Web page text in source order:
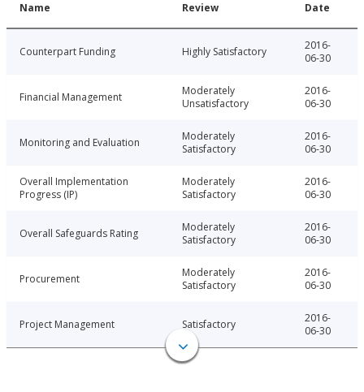
Name Review Date
Counterpart Funding Highly Satisfactory
2016-
06-30
Financial Management
Moderately
Unsatisfactory
2016-
06-30
Monitoring and Evaluation
Moderately
Satisfactory
2016-
06-30
Overall Implementation
Progress (IP)
Moderately
Satisfactory
2016-
06-30
Overall Safeguards Rating
Moderately
Satisfactory
2016-
06-30
Procurement
Moderately
Satisfactory
2016-
06-30
Project Management Satisfactory
2016-
06-30